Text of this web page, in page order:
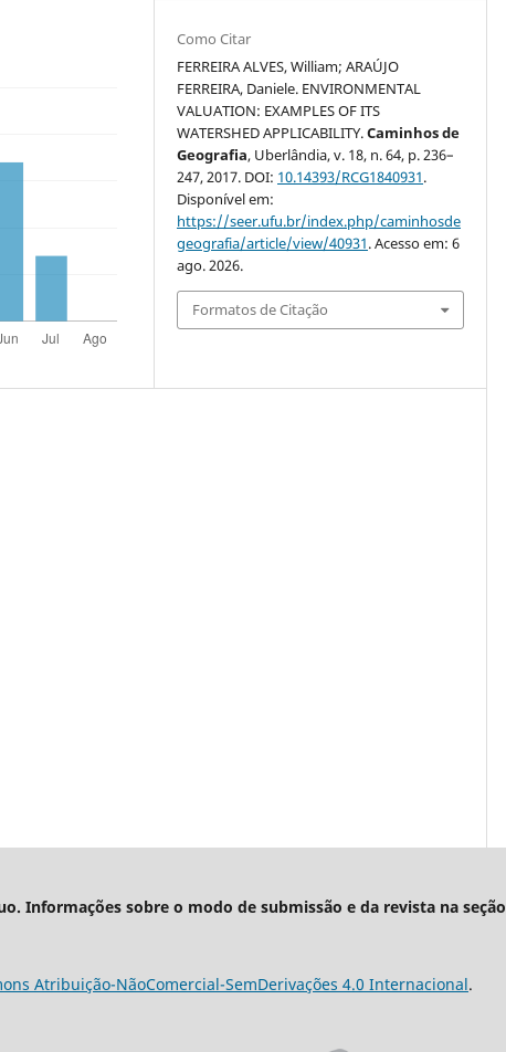
Como Citar
FERREIRA ALVES, William; ARAÚJO
FERREIRA, Daniele. ENVIRONMENTAL
VALUATION: EXAMPLES OF ITS
WATERSHED APPLICABILITY.Caminhos de
Geografia, Uberlândia, v. 18, n. 64, p. 236–
247, 2017. DOI: 10.14393/RCG1840931.
Disponível em:
https://seer.ufu.br/index.php/caminhosde
geografia/article/view/40931. Acesso em: 6
ago. 2026.
Formatos de Citação
Informações sobre o modo de submissão e da revista na seção
Atribuição-NãoComercial-SemDerivações 4.0 Internacional.